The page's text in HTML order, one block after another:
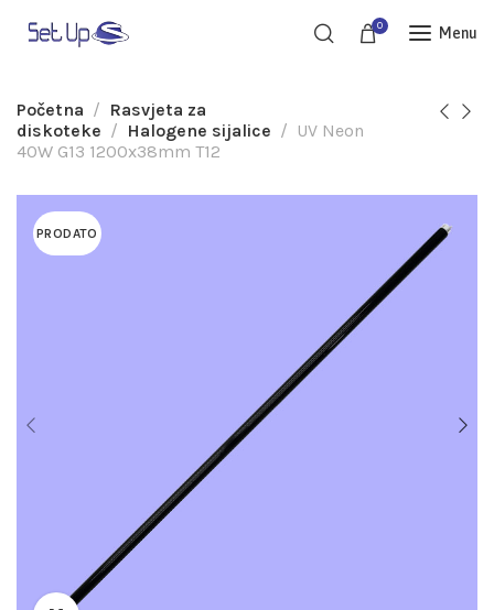
0 Menu
Početna
Rasvjeta za
diskoteke
Halogene sijalice
UV Neon
40W G13 1200x38mm T12
PRODATO